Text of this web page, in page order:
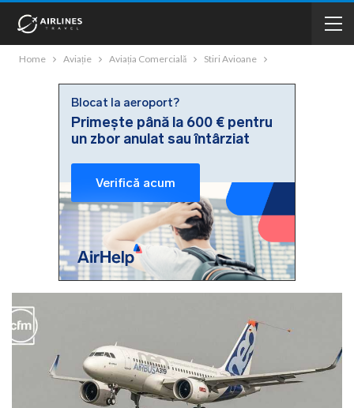
Home Aviație Aviația Comercială Stiri Avioane